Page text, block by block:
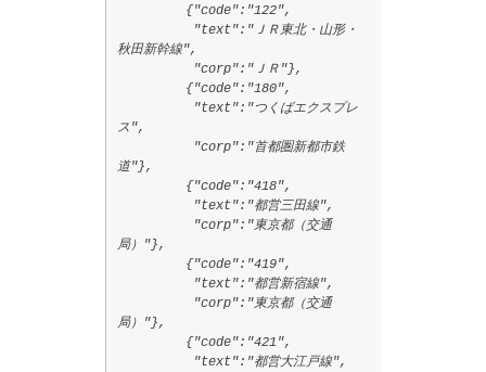
{"code":"122",
"text":"ＪＲ東北・山形・
秋田新幹線",
"corp":"ＪＲ"},
{"code":"180",
"text":"つくばエクスプレ
ス",
"corp":"首都圏新都市鉄
道"},
{"code":"418",
"text":"都営三田線",
"corp":"東京都（交通
局）"},
{"code":"419",
"text":"都営新宿線",
"corp":"東京都（交通
局）"},
{"code":"421",
"text":"都営大江戸線",